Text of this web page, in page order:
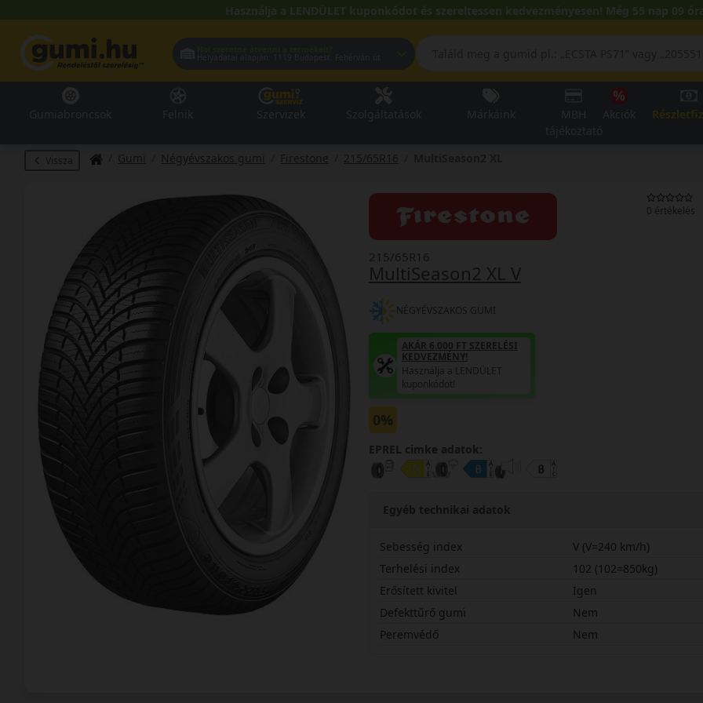
Használja a LENDÜLET kuponkódot és szereltessen kedvezményesen! Még 55 nap 09
Vissza Gumi Négyévszakos gumi Firestone 215/65R16
0 értékelés
MultiSeason2 XL V
215/65R16
NÉGYÉVSZAKOS GUMI
AKÁR 6.000 FT SZERELÉSI
KEDVEZMÉNY!
Használja a LENDÜLET
kuponkódot!
0%
EPREL cimke adatok:
Egyéb technikai adatok
Sebesség index
V (V=240 km/h)
Terhelési index
102 (102=850kg)
Erősített kivitel
Igen
Defekttűrő gumi
Nem
Peremvédő
Nem